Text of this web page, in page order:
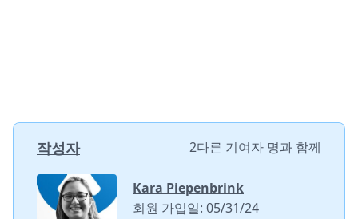
작성자 2다른 기여자 명과 함께
Kara Piepenbrink
회원 가입일: 05/31/24